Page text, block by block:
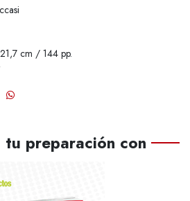
cm / 144 pp.
tu preparación con